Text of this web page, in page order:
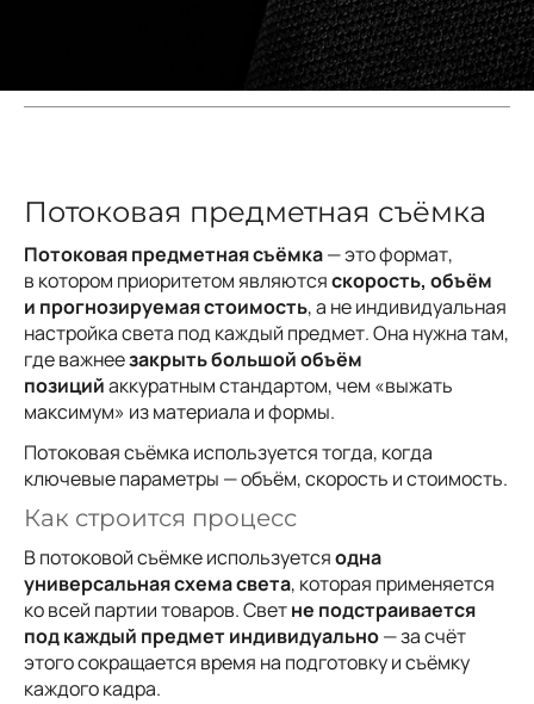
Потоковая предметная съёмка
Потоковая предметная съёмка— это формат,
в котором приоритетом являютсяскорость, объём
и прогнозируемая стоимость, а не индивидуальная
настройка света под каждый предмет. Она нужна там,
где важнеезакрыть большой объём
позицийаккуратным стандартом, чем «выжать
максимум» из материала и формы.
Потоковая съёмка используется тогда, когда
ключевые параметры — объём, скорость и стоимость.
Как строится процесс
В потоковой съёмке используетсяодна
универсальная схема света, которая применяется
ко всей партии товаров. Светне подстраивается
под каждый предмет индивидуально— за счёт
этого сокращается время на подготовку и съёмку
каждого кадра.